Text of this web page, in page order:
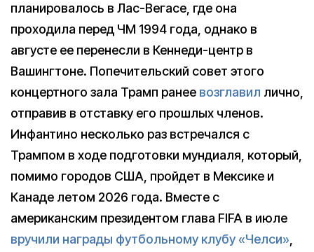
планировалось в Лас-Вегасе, где она
проходила перед ЧМ 1994 года, однако в
августе ее перенесли в Кеннеди-центр в
Вашингтоне. Попечительский совет этого
концертного зала Трамп ранее возглавил лично,
отправив в отставку его прошлых членов.
Инфантино несколько раз встречался с
Трампом в ходе подготовки мундиаля, который,
помимо городов США, пройдет в Мексике и
Канаде летом 2026 года. Вместе с
американским президентом глава FIFA в июле
вручили награды футбольному клубу «Челси»,